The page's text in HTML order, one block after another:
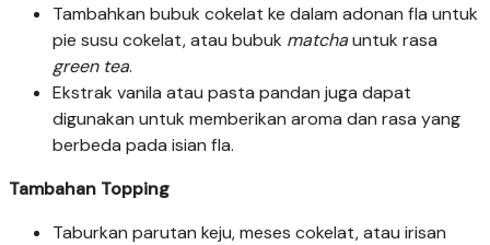
Tambahkan bubuk cokelat ke dalam adonan fla untuk
pie susu cokelat, atau bubuk matchauntuk rasa
green tea.
Ekstrak vanila atau pasta pandan juga dapat
digunakan untuk memberikan aroma dan rasa yang
berbeda pada isian fla.
Tambahan Topping
Taburkan parutan keju, meses cokelat, atau irisan